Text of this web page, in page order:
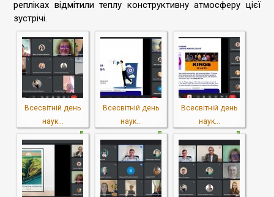
репліках відмітили теплу конструктивну атмосферу цієї
зустрічі.
Всесвітній день
наук...
Всесвітній день
наук...
Всесвітній день
наук...